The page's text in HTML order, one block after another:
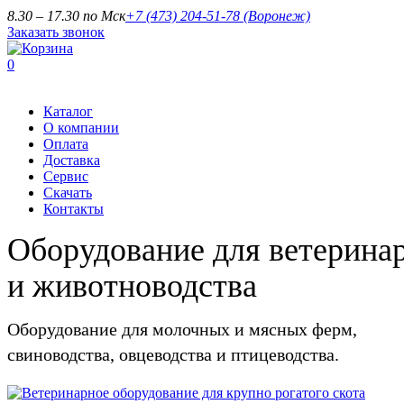
8.30 – 17.30 по Мск+7 (473) 204-51-78 (Воронеж)
Заказать звонок
0
Каталог
О компании
Оплата
Доставка
Сервис
Скачать
Контакты
Оборудование для
и животноводства
Оборудование для молочных и мясных ферм,
свиноводства, овцеводства и птицеводства.